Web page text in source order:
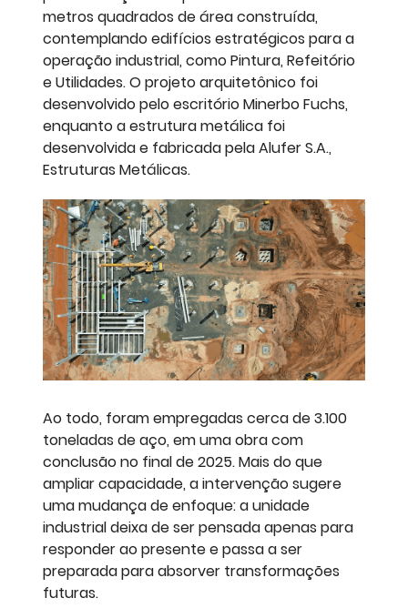
metros quadrados de área construída,
contemplando edifícios estratégicos para a
operação industrial, como Pintura, Refeitório
e Utilidades. O projeto arquitetônico foi
desenvolvido pelo escritório Minerbo Fuchs,
enquanto a estrutura metálica foi
desenvolvida e fabricada pela Alufer S.A.,
Estruturas Metálicas.
Ao todo, foram empregadas cerca de 3.100
toneladas de aço, em uma obra com
conclusão no final de 2025. Mais do que
ampliar capacidade, a intervenção sugere
uma mudança de enfoque: a unidade
industrial deixa de ser pensada apenas para
responder ao presente e passa a ser
preparada para absorver transformações
futuras.